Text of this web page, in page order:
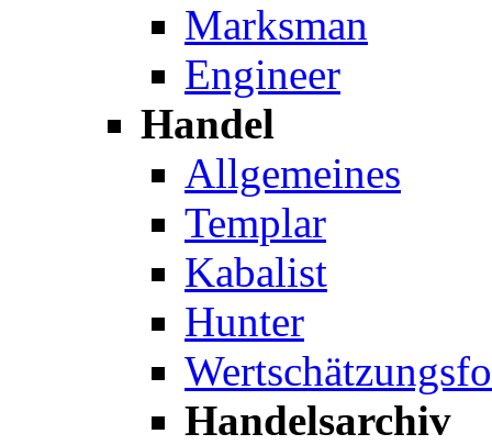
Marksman
Engineer
Handel
Allgemeines
Templar
Kabalist
Hunter
Handelsarchiv